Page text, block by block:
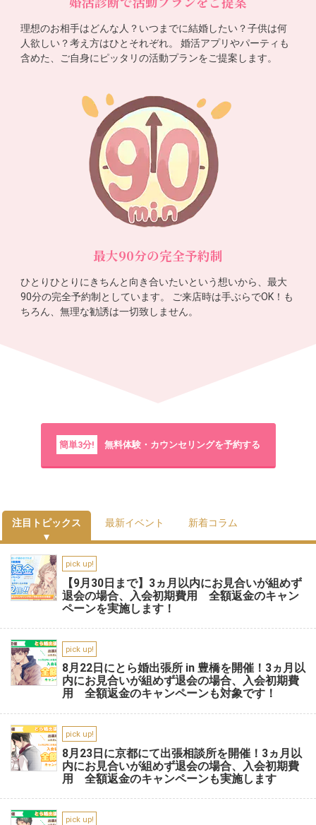
理想のお相手はどんな人？いつまでに結婚したい？子供は何
人欲しい？考え方はひとそれぞれ。 婚活アプリやパーティも
含めた、ご自身にピッタリの活動プランをご提案します。
最大90分の完全予約制
ひとりひとりにきちんと向き合いたいという想いから、最大
90分の完全予約制としています。 ご来店時は手ぶらでOK！も
ちろん、無理な勧誘は一切致しません。
簡単3分! 無料体験・カウンセリングを予約する
注目トピックス 最新イベント 新着コラム
pick up!
【9月30日まで】3ヵ月以内にお見合いが組めず
退会の場合、入会初期費用 全額返金のキャン
ペーンを実施します！
pick up!
8月22日にとら婚出張所 in 豊橋を開催！3ヵ月以
内にお見合いが組めず退会の場合、入会初期費
用 全額返金のキャンペーンも対象です！
pick up!
8月23日に京都にて出張相談所を開催！3ヵ月以
内にお見合いが組めず退会の場合、入会初期費
用 全額返金のキャンペーンも実施します
pick up!